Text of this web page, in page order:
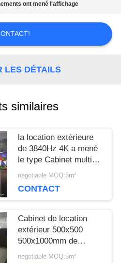
ont mené l'affichage
LES DÉTAILS
similaires
la location extérieure
de 3840Hz 4K a mené
le type Cabinet multiple
d'écran de courbe de F
negotiable MOQ:5m²
CONTACT
Cabinet de location
extérieur 500x500
500x1000mm de
courbe d'affichage à
negotiable MOQ:5m²